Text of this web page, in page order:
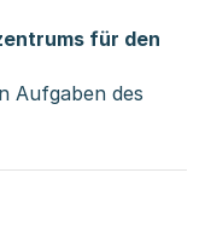
für den
Aufgaben des